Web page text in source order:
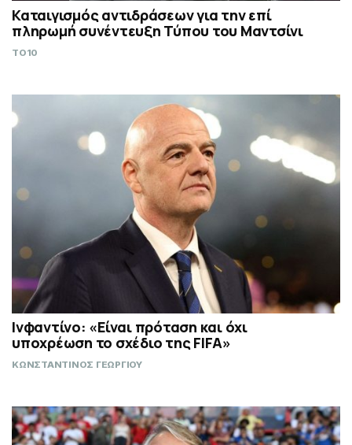
Καταιγισμός αντιδράσεων για την επί
πληρωμή συνέντευξη Τύπου του Μαντσίνι
TO10
Ινφαντίνο: «Είναι πρόταση και όχι
υποχρέωση το σχέδιο της FIFA»
ΚΩΝΣΤΑΝΤΙΝΟΣ ΓΕΩΡΓΙΟΥ